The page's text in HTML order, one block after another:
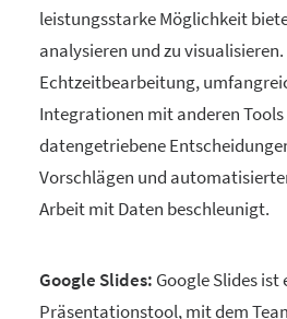
leistungsstarke Möglichkeit
analysieren und zu
Echtzeitbearbeitung,
Integrationen mit anderen
datengetriebene
Vorschlägen und
Arbeit mit Daten beschleunigt.
Google Slides: Google Slides ist
Präsentationstool, mit dem